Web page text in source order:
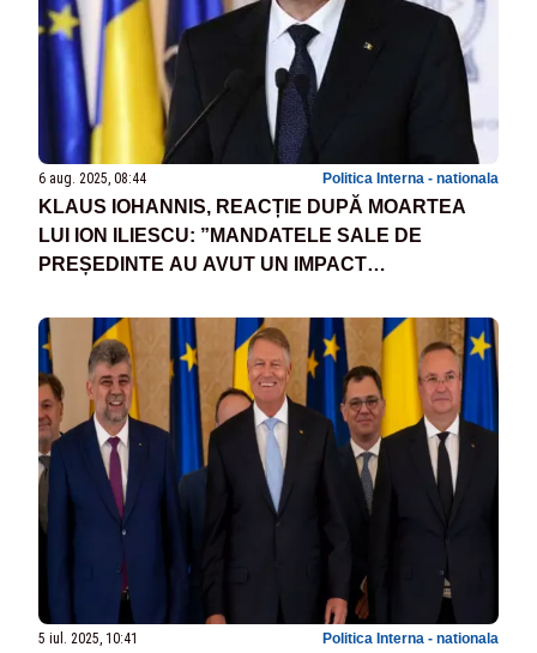
6 aug. 2025, 08:44 Politica Interna - nationala
KLAUS IOHANNIS, REACȚIE DUPĂ MOARTEA
LUI ION ILIESCU: ”MANDATELE SALE DE
PREȘEDINTE AU AVUT UN IMPACT
5 iul. 2025, 10:41 Politica Interna - nationala